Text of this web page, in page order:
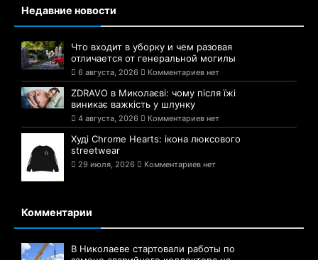
Недавние новости
Что входит в уборку и чем разовая
отличается от генеральной могилы
6 августа, 2026 Комментариев нет
ZDRAVO в Миколаєві: чому після їжі
виникає важкість у шлунку
4 августа, 2026 Комментариев нет
Худі Chrome Hearts: ікона люксового
streetwear
29 июля, 2026 Комментариев нет
Комментарии
В Николаеве стартовали работы по